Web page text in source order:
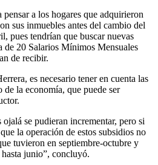
a los hogares que adquirieron
sus inmuebles antes del cambio del
pues tendrían que buscar nuevas
de 20 Salarios Mínimos Mensuales
de recibir.
es necesario tener en cuenta las
la economía, que puede ser
ojalá se pudieran incrementar, pero si
la operación de estos subsidios no
tuvieron en septiembre-octubre y
junio”, concluyó.